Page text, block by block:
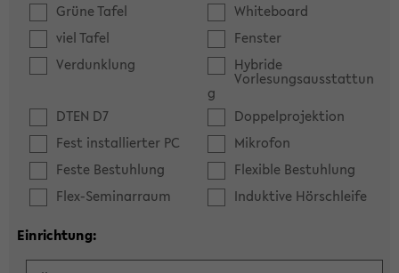
Grüne Tafel
Whiteboard
viel Tafel
Fenster
Verdunklung
Hybride
Vorlesungsausstattun
g
DTEN D7
Doppelprojektion
Fest installierter PC
Mikrofon
Feste Bestuhlung
Flexible Bestuhlung
Flex-Seminarraum
Induktive Hörschleife
Einrichtung: